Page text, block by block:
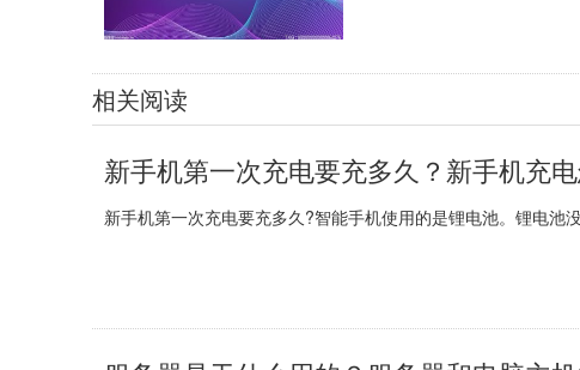
相关阅读
新手机第一次充电要充多久？新手机充
新手机第一次充电要充多久?智能手机使用的是锂电池。锂电池